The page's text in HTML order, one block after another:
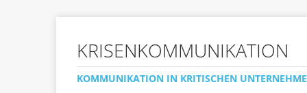
KRISENKOMMUNIKATION
KOMMUNIKATION IN KRITISCHEN